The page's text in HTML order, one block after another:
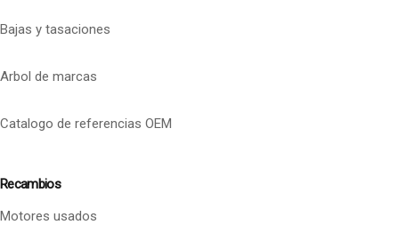
Bajas y tasaciones
Arbol de marcas
Catalogo de referencias OEM
Recambios
Motores usados